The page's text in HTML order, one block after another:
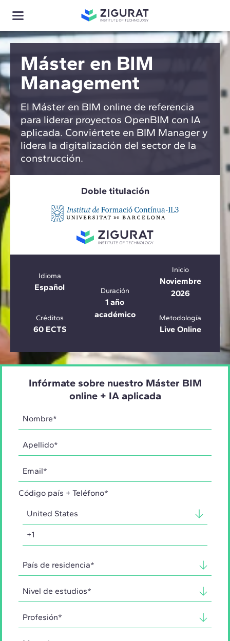
Máster en BIM
Management
El Máster en BIM online de referencia
para liderar proyectos OpenBIM con IA
aplicada. Conviértete en BIM Manager y
lidera la digitalización del sector de la
construcción.
Doble titulación
Idioma
Español Duración
1 año
académico
Inicio
Noviembre
2026
Créditos
60 ECTS
Metodología
Live Online
Infórmate sobre nuestro Máster BIM
online + IA aplicada
Código país + Teléfono*